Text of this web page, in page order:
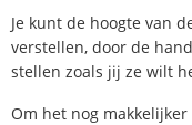
Je kunt de hoogte van
verstellen, door de
stellen zoals jij ze wilt
Om het nog